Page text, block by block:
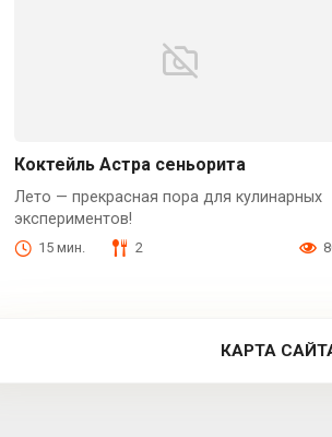
Коктейль Астра сеньорита
Лето — прекрасная пора для кулинарных
экспериментов!
15 мин. 2
КАРТА